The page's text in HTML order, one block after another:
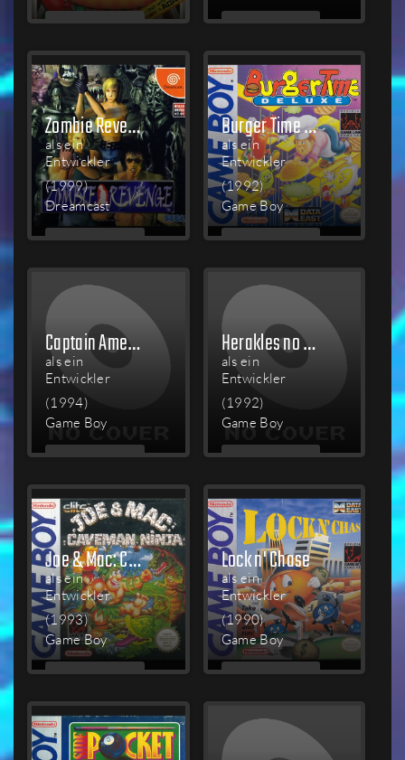
MEHR MEHR
Zombie Revenge
als ein
Entwickler
(1999)
Dreamcast
MEHR
Burger Time Deluxe
als ein
Entwickler
(1992)
Game Boy
MEHR
Captain America and the Avengers
als ein
Entwickler
(1994)
Game Boy
MEHR
Herakles no Eikō: Ugokidashita Kamigami
als ein
Entwickler
(1992)
Game Boy
MEHR
Joe & Mac: Caveman Ninja
als ein
Entwickler
(1993)
Game Boy
MEHR
Lock n' Chase
als ein
Entwickler
(1990)
Game Boy
MEHR